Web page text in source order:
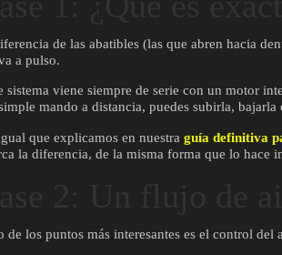
de las abatibles (las que abren hacia
a pulso.
sistema viene siempre de serie con un motor
mando a distancia, puedes subirla,
que explicamos en nuestraguía definitiva
la diferencia, de la misma forma que lo hace
de los puntos más interesantes es el control